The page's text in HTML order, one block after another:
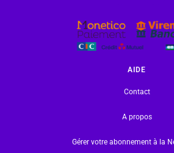
AIDE
Contact
A propos
Gérer votre abonnement à la